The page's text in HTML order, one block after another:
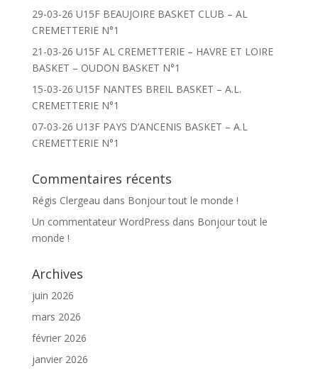
29-03-26 U15F BEAUJOIRE BASKET CLUB – AL
CREMETTERIE N°1
21-03-26 U15F AL CREMETTERIE – HAVRE ET LOIRE
BASKET – OUDON BASKET N°1
15-03-26 U15F NANTES BREIL BASKET – A.L.
CREMETTERIE N°1
07-03-26 U13F PAYS D’ANCENIS BASKET – A.L
CREMETTERIE N°1
Commentaires récents
Régis Clergeau dans Bonjour tout le monde !
Un commentateur WordPress dans Bonjour tout le
monde !
Archives
juin 2026
mars 2026
février 2026
janvier 2026